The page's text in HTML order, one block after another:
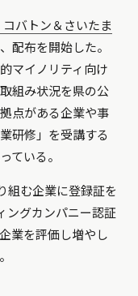
コバトン＆さいたま
配布を開始した。
マイノリティ向け
組み状況を県の公
点がある企業や事
研修」を受講する
ている。
組む企業に登録証を
ングカンパニー認証
業を評価し増やし